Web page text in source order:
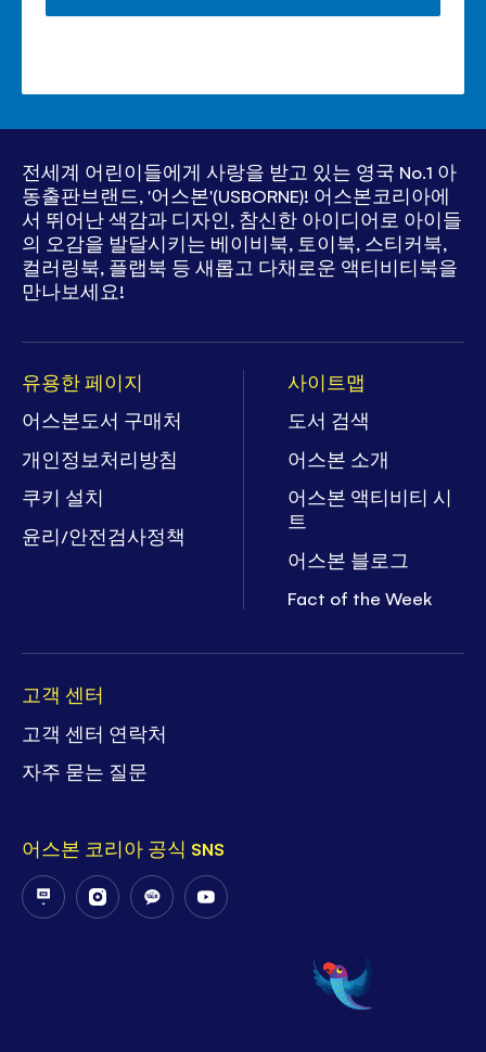
유용한 페이지
어스본도서 구매처
개인정보처리방침
쿠키 설치
윤리/안전검사정책
사이트맵
도서 검색
어스본 소개
어스본 액티비티 시
트
어스본 블로그
Fact of the Week
고객 센터
고객 센터 연락처
자주 묻는 질문
어스본 코리아 공식 SNS
FollowFollowFollowFollow
전세계 어린이들에게 사랑을 받고 있는 영국 No.1 아
동출판브랜드, '어스본'(USBORNE)! 어스본코리아에
서 뛰어난 색감과 디자인, 참신한 아이디어로 아이들
의 오감을 발달시키는 베이비북, 토이북, 스티커북,
컬러링북, 플랩북 등새롭고 다채로운 액티비티북을
만나보세요!